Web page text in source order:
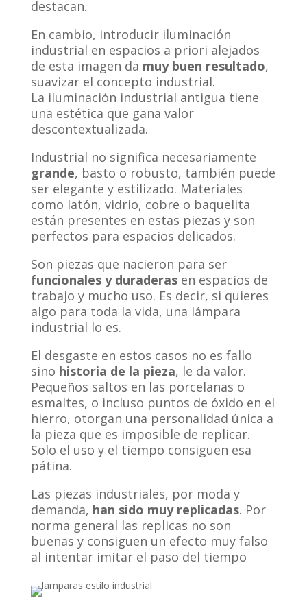
destacan.
En cambio, introducir iluminación
industrial en espacios a priori alejados
de esta imagen da muy buen resultado,
suavizar el concepto industrial.
La iluminación industrial antigua tiene
una estética que gana valor
descontextualizada.
Industrial no significa necesariamente
grande, basto o robusto, también puede
ser elegante y estilizado. Materiales
como latón, vidrio, cobre o baquelita
están presentes en estas piezas y son
perfectos para espacios delicados.
Son piezas que nacieron para ser
funcionales y duraderasen espacios de
trabajo y mucho uso. Es decir, si quieres
algo para toda la vida, una lámpara
industrial lo es.
El desgaste en estos casos no es fallo
sino historia de la pieza, le da valor.
Pequeños saltos en las porcelanas o
esmaltes, o incluso puntos de óxido en el
hierro, otorgan una personalidad única a
la pieza que es imposible de replicar.
Solo el uso y el tiempo consiguen esa
pátina.
Las piezas industriales, por moda y
demanda, han sido muy replicadas. Por
norma general las replicas no son
buenas y consiguen un efecto muy falso
al intentar imitar el paso del tiempo